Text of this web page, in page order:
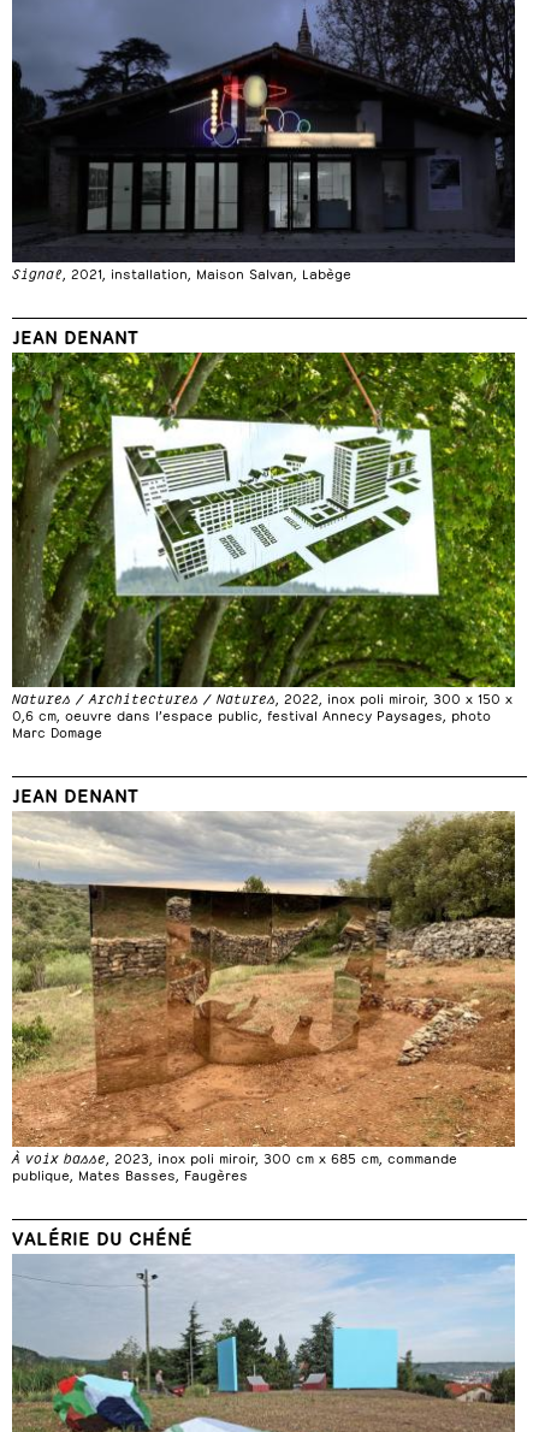
Signal , 2021, installation, Maison Salvan, Labège
JEAN DENANT
Natures / Architectures / Natures, 2022, inox poli miroir, 300 x 150 x
0,6 cm, oeuvre dans l’espace public, festival Annecy Paysages, photo
Marc Domage
JEAN DENANT
À voix basse , 2023, inox poli miroir, 300 cm x 685 cm, commande
publique, Mates Basses, Faugères
VALÉRIE DU CHÉNÉ